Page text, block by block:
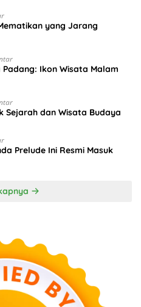
yang Jarang
Ikon Wisata Malam
Sejarah dan Wisata Budaya
Prelude Ini Resmi Masuk